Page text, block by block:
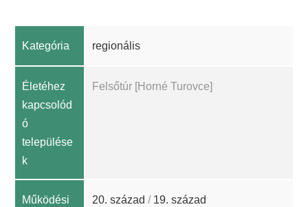
Kategória regionális
Életéhez
kapcsolód
ó
települése
k
Felsőtúr [Horné Turovce]
Működési
20. század / 19. század